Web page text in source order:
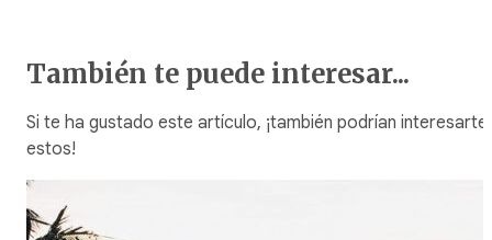
También te puede interesar...
Si te ha gustado este artículo, ¡también podrían interesarte
estos!